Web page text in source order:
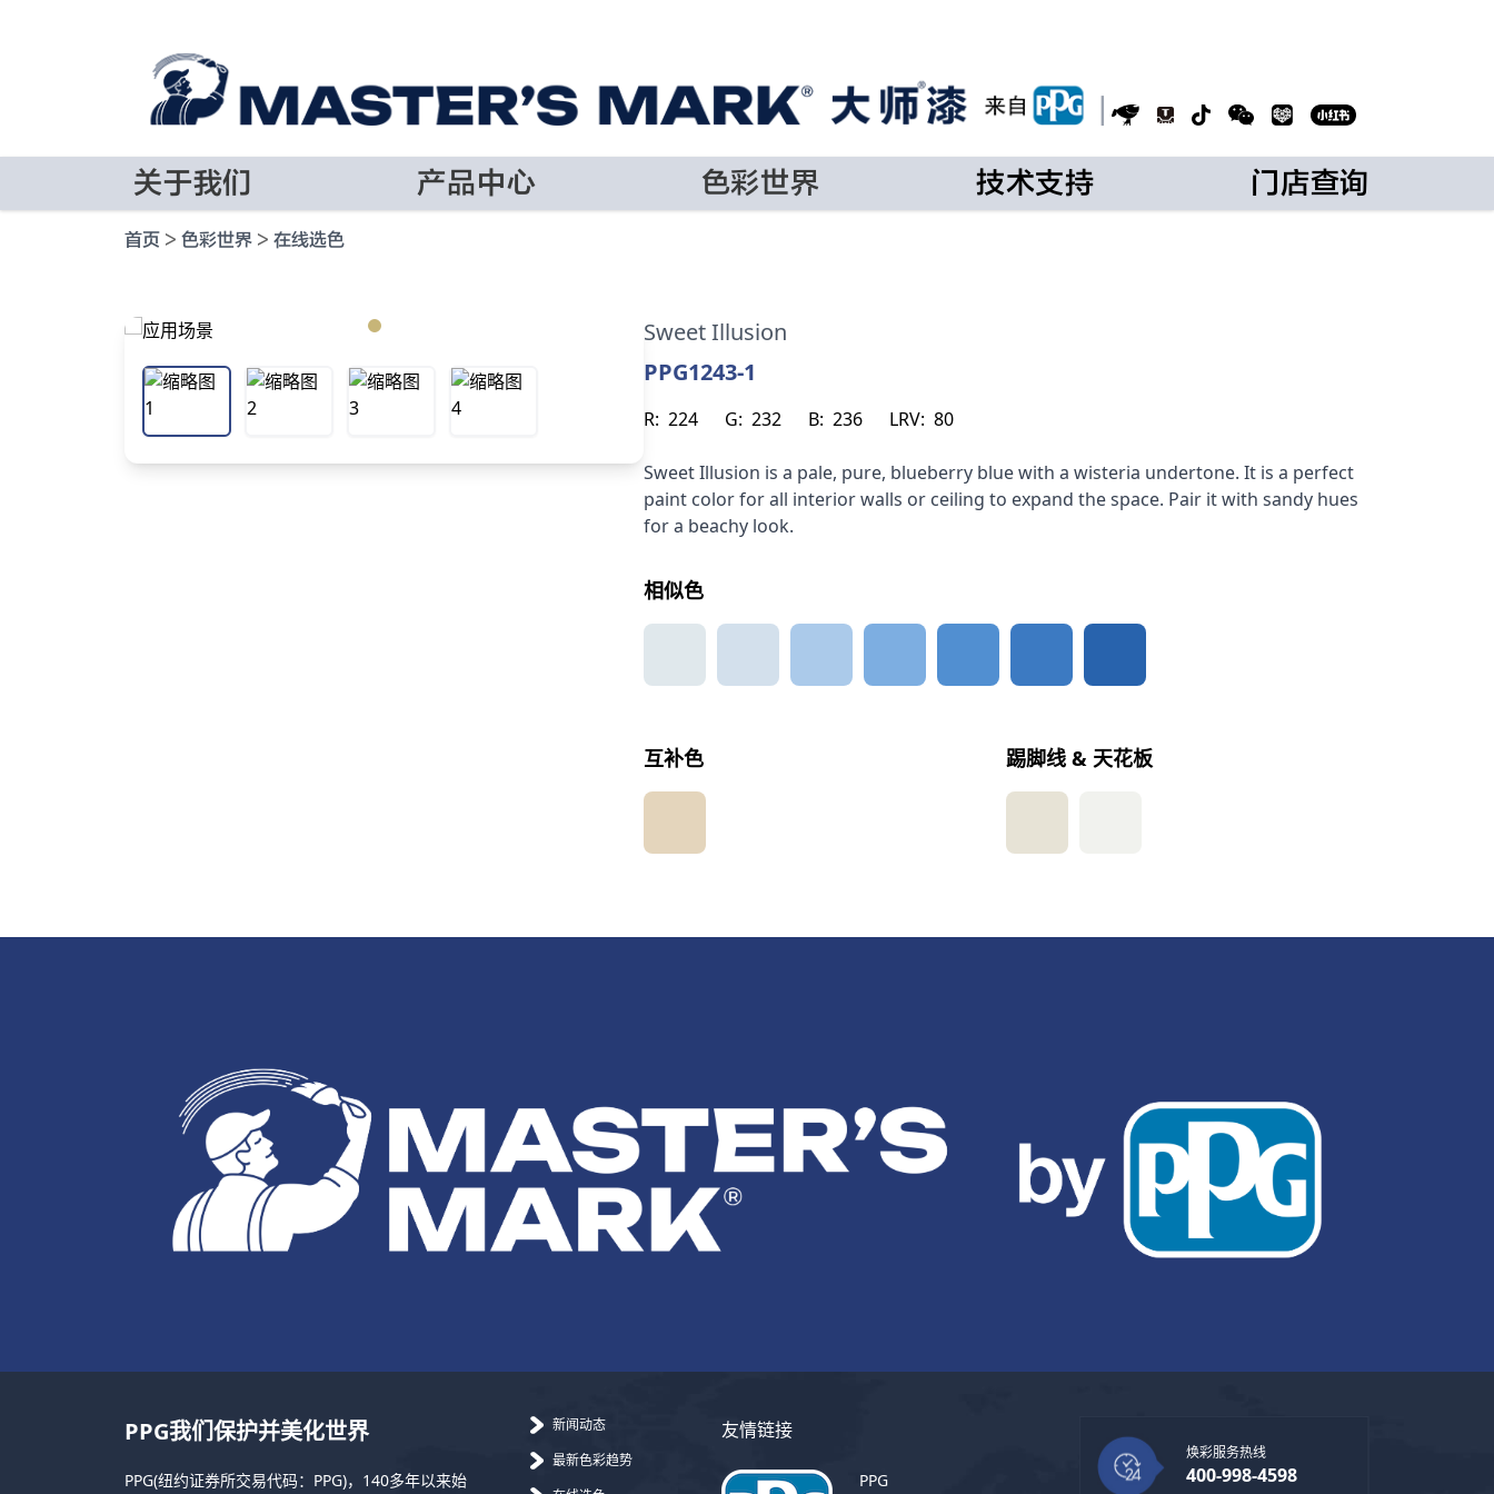
关于我们 产品中心 色彩世界 技术支持 门店查询
首页 > 色彩世界 > 在线选色
Sweet Illusion
PPG1243-1
R: 224 G: 232 B: 236 LRV: 80
Sweet Illusion is a pale, pure, blueberry blue with a wisteria undertone. It is a perfect
paint color for all interior walls or ceiling to expand the space. Pair it with sandy hues
for a beachy look.
相似色
互补色 踢脚线 & 天花板
PPG我们保护并美化世界
PPG(纽约证券所交易代码：PPG)，140多年以来始
新闻动态
最新色彩趋势
友情链接
PPG
焕彩服务热线
400-998-4598